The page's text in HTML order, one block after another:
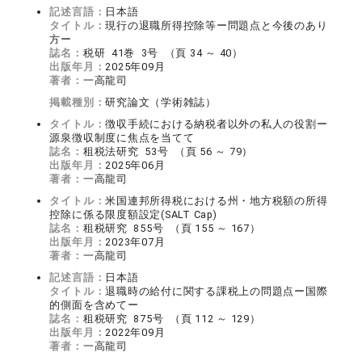
記述言語： 日本語
タイトル：現行の退職所得控除等ー問題点と今後のあり
方ー
誌名： 税研 41巻 3号 （頁 34 ～ 40）
出版年月：2025年09月
著者： 一高龍司
掲載種別：研究論文（学術雑誌）
タイトル：徴収手続における納税者以外の私人の役割ー
源泉徴収制度に焦点を当てて
誌名： 租税法研究 53号 （頁 56 ～ 79）
出版年月：2025年06月
著者： 一高龍司
タイトル：米国連邦所得税における州・地方税額の所得
控除に係る限度額設定(SALT Cap)
誌名： 租税研究 855号 （頁 155 ～ 167）
出版年月：2023年07月
著者： 一高龍司
記述言語： 日本語
タイトル：退職時の給付に関する課税上の問題点ー国際
的側面を含めてー
誌名： 租税研究 875号 （頁 112 ～ 129）
出版年月：2022年09月
著者： 一高龍司